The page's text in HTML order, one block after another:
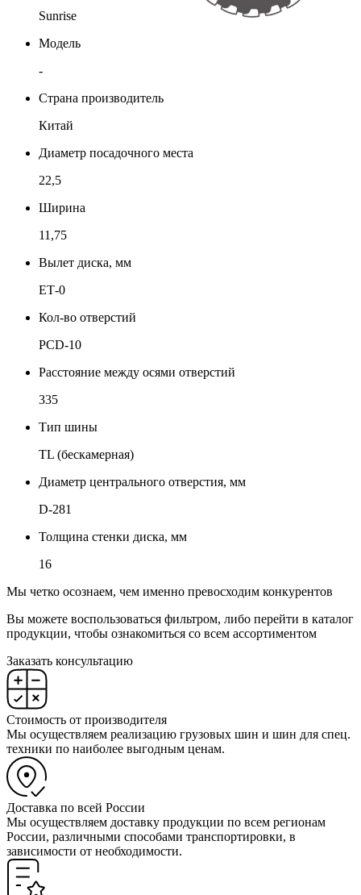
Sunrise
Модель
-
Страна производитель
Китай
Диаметр посадочного места
22,5
Ширина
11,75
Вылет диска, мм
ЕТ-0
Кол-во отверстий
PCD-10
Расстояние между осями отверстий
335
Тип шины
TL (бескамерная)
Диаметр центрального отверстия, мм
D-281
Толщина стенки диска, мм
16
Мы четко осознаем, чем именно превосходим конкурентов
Вы можете воспользоваться фильтром, либо перейти в каталог
продукции, чтобы ознакомиться со всем ассортиментом
Заказать консультацию
Стоимость от производителя
Мы осуществляем реализацию грузовых шин и шин для спец.
техники по наиболее выгодным ценам.
Доставка по всей России
Мы осуществляем доставку продукции по всем регионам
России, различными способами транспортировки, в
зависимости от необходимости.